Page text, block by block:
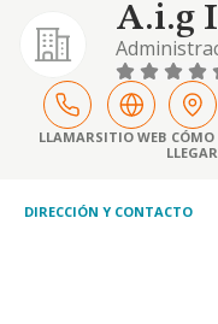
A.i.g
de gestion
LLAMARSITIO WEB CÓMO
LLEGAR
DIRECCIÓN Y CONTACTO